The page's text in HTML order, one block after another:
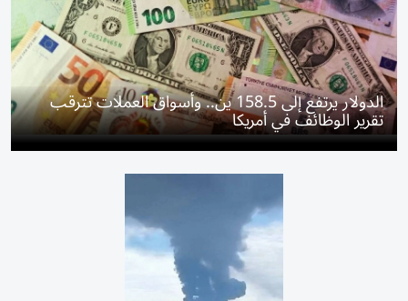
الدولار يرتفع إلى 158.5 ين.. وأسواق العملات تترقب
تقرير الوظائف في أمريكا